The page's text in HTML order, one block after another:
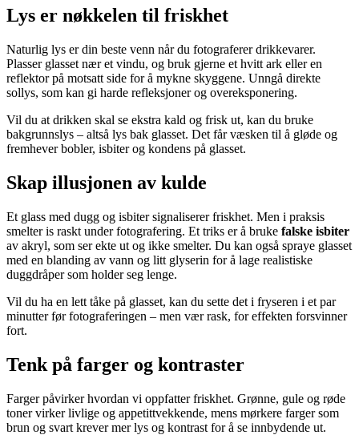
Lys er nøkkelen til friskhet
Naturlig lys er din beste venn når du fotograferer drikkevarer.
Plasser glasset nær et vindu, og bruk gjerne et hvitt ark eller en
reflektor på motsatt side for å mykne skyggene. Unngå direkte
sollys, som kan gi harde refleksjoner og overeksponering.
Vil du at drikken skal se ekstra kald og frisk ut, kan du bruke
bakgrunnslys – altså lys bak glasset. Det får væsken til å gløde og
fremhever bobler, isbiter og kondens på glasset.
Skap illusjonen av kulde
Et glass med dugg og isbiter signaliserer friskhet. Men i praksis
smelter is raskt under fotografering. Et triks er å bruke falske isbiter
av akryl, som ser ekte ut og ikke smelter. Du kan også spraye glasset
med en blanding av vann og litt glyserin for å lage realistiske
duggdråper som holder seg lenge.
Vil du ha en lett tåke på glasset, kan du sette det i fryseren i et par
minutter før fotograferingen – men vær rask, for effekten forsvinner
fort.
Tenk på farger og kontraster
Farger påvirker hvordan vi oppfatter friskhet. Grønne, gule og røde
toner virker livlige og appetittvekkende, mens mørkere farger som
brun og svart krever mer lys og kontrast for å se innbydende ut.